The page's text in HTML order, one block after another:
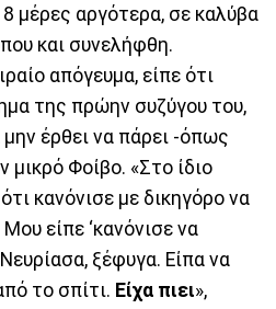
μέρες αργότερα, σε καλύβα
και συνελήφθη.
απόγευμα, είπε ότι
της πρώην συζύγου του,
έρθει να πάρει -όπως
μικρό Φοίβο. «Στο ίδιο
κανόνισε με δικηγόρο να
είπε ‘κανόνισε να
ξέφυγα. Είπα να
το σπίτι. Είχα πιει»,